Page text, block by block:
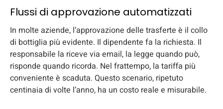
Flussi di approvazione automatizzati
In molte aziende, l’approvazione delle trasferte è il collo
di bottiglia più evidente. Il dipendente fa la richiesta. Il
responsabile la riceve via email, la legge quando può,
risponde quando ricorda. Nel frattempo, la tariffa più
conveniente è scaduta. Questo scenario, ripetuto
centinaia di volte l’anno, ha un costo reale e misurabile.